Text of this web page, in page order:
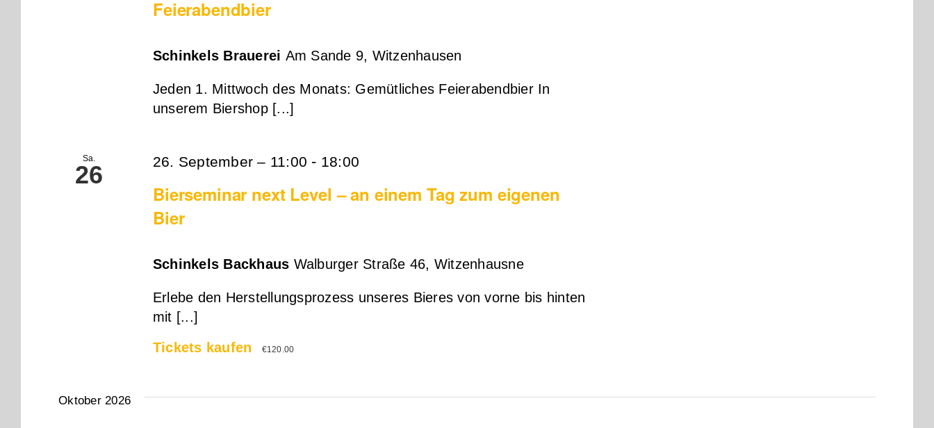
Feierabendbier
Schinkels Brauerei Am Sande 9, Witzenhausen
Jeden 1. Mittwoch des Monats: Gemütliches Feierabendbier In
unserem Biershop [...]
Sa.
26
Bierseminar next Level – an einem Tag zum eigenen
Bier
26. September – 11:00 - 18:00
Schinkels Backhaus Walburger Straße 46, Witzenhausne
Erlebe den Herstellungsprozess unseres Bieres von vorne bis hinten
mit [...]
Tickets kaufen
€120.00
Oktober 2026